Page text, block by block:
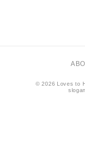
© 2026 Loves to